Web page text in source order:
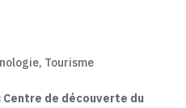
, Tourisme
Centre de découverte du